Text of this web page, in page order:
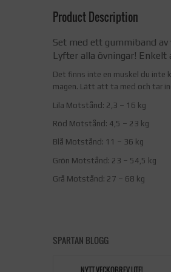
Product Description
Set med ett gummiband av
Lyfter alla övningar! Enkelt
Det finns inte en muskel du inte
magen. Lätt att ta med och tar
Lila Motstånd: 2,3 – 16 kg
Röd Motstånd: 4,5 – 23 kg
Blå Motstånd: 11 – 36 kg
Grön Motstånd: 23 – 54,5 kg
Grå Motstånd: 27 – 68 kg
SPARTAN BLOGG